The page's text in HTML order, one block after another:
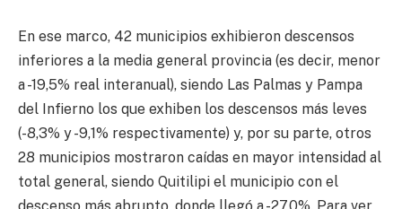
En ese marco, 42 municipios exhibieron descensos
inferiores a la media general provincia (es decir, menor
a -19,5% real interanual), siendo Las Palmas y Pampa
del Infierno los que exhiben los descensos más leves
(-8,3% y -9,1% respectivamente) y, por su parte, otros
28 municipios mostraron caídas en mayor intensidad al
total general, siendo Quitilipi el municipio con el